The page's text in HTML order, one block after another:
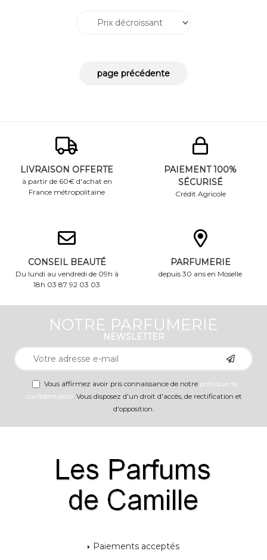
LIVRAISON OFFERTE
à partir de 60€ d'achat en
France métropolitaine
PAIEMENT 100%
SÉCURISÉ
Crédit Agricole
CONSEIL BEAUTÉ
Du lundi au vendredi de 09h à
18h 03 87 92 03 03
PARFUMERIE
depuis 30 ans en Moselle
NOTRE PARFUMERIE
NEWSLETTER
Vous affirmez avoir pris connaissance de notre politique de
confidentialité. Vous disposez d'un droit d'accès, de rectification et
d'opposition.
Paiements acceptés